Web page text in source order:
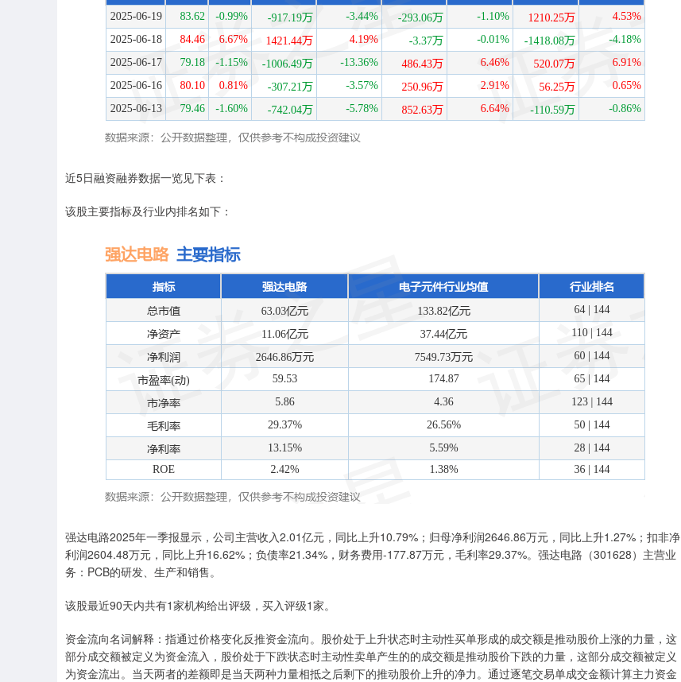
近5日融资融券数据一览见下表：
该股主要指标及行业内排名如下：
强达电路2025年一季报显示，公司主营收入2.01亿元，同比上升10.79%；归母净利润2646.86万元，同比上升1.27%；扣非净
利润2604.48万元，同比上升16.62%；负债率21.34%，财务费用-177.87万元，毛利率29.37%。强达电路（301628）主营业
务：PCB的研发、生产和销售。
该股最近90天内共有1家机构给出评级，买入评级1家。
资金流向名词解释：指通过价格变化反推资金流向。股价处于上升状态时主动性买单形成的成交额是推动股价上涨的力量，这
部分成交额被定义为资金流入，股价处于下跌状态时主动性卖单产生的的成交额是推动股价下跌的力量，这部分成交额被定义
为资金流出。当天两者的差额即是当天两种力量相抵之后剩下的推动股价上升的净力。通过逐笔交易单成交金额计算主力资金